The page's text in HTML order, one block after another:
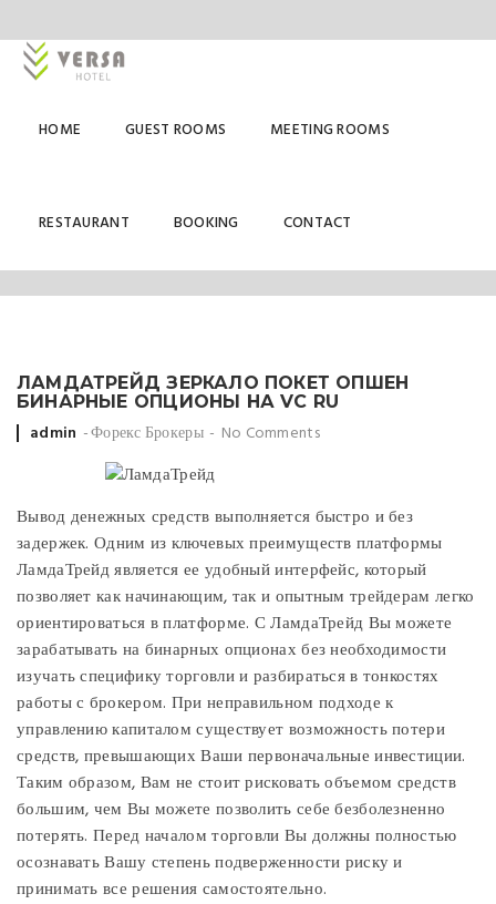
HOME GUEST ROOMS MEETING ROOMS
RESTAURANT BOOKING CONTACT
ЛАМДАТРЕЙД ЗЕРКАЛО ПОКЕТ ОПШЕН
БИНАРНЫЕ ОПЦИОНЫ НА VC RU
Posted
admin Форекс Брокеры No Comments
Вывод денежных средств выполняется быстро и без
задержек. Одним из ключевых преимуществ платформы
ЛамдаТрейд является ее удобный интерфейс, который
позволяет как начинающим, так и опытным трейдерам легко
ориентироваться в платформе. С ЛамдаТрейд Вы можете
зарабатывать на бинарных опционах без необходимости
изучать специфику торговли и разбираться в тонкостях
работы с брокером. При неправильном подходе к
управлению капиталом существует возможность потери
средств, превышающих Ваши первоначальные инвестиции.
Таким образом, Вам не стоит рисковать объемом средств
большим, чем Вы можете позволить себе безболезненно
потерять. Перед началом торговли Вы должны полностью
осознавать Вашу степень подверженности риску и
принимать все решения самостоятельно.